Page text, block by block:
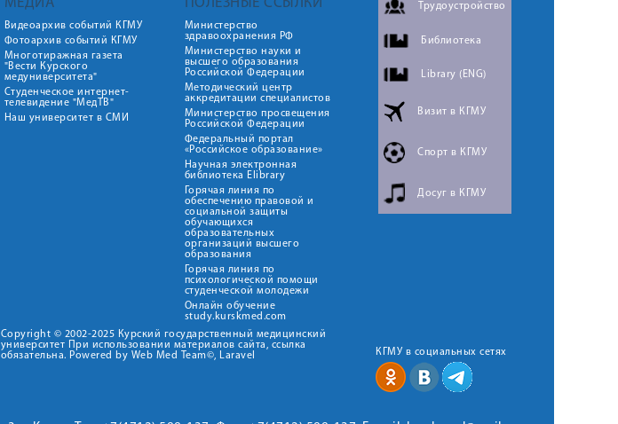
МЕДИА
Видеоархив событий КГМУ
Фотоархив событий КГМУ
Многотиражная газета
"Вести Курского
медуниверситета"
Студенческое интернет-
телевидение "МедТВ"
Наш университет в СМИ
ПОЛЕЗНЫЕ ССЫЛКИ
Министерство
здравоохранения РФ
Министерство науки и
высшего образования
Российской Федерации
Методический центр
аккредитации специалистов
Министерство просвещения
Российской Федерации
Федеральный портал
«Российское образование»
Научная электронная
библиотека Elibrary
Горячая линия по
обеспечению правовой и
социальной защиты
обучающихся
образовательных
организаций высшего
образования
Горячая линия по
психологической помощи
студенческой молодежи
Онлайн обучение
study.kurskmed.com
Трудоустройство
Библиотека
Library (ENG)
Визит в КГМУ
Спорт в КГМУ
Досуг в КГМУ
Copyright © 2002-2025 Курский государственный медицинский
университет При использовании материалов сайта, ссылка
обязательна. Powered by Web Med Team©, Laravel
КГМУ в социальных сетях